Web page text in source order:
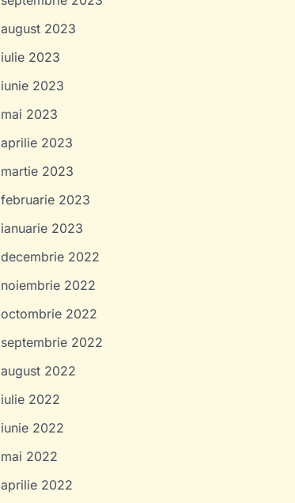
august 2023
iulie 2023
iunie 2023
mai 2023
aprilie 2023
martie 2023
februarie 2023
ianuarie 2023
decembrie 2022
noiembrie 2022
octombrie 2022
septembrie 2022
august 2022
iulie 2022
iunie 2022
mai 2022
aprilie 2022